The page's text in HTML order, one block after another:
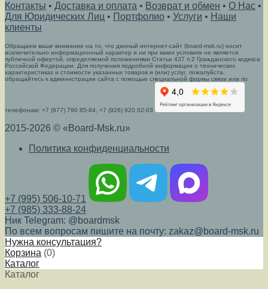
Контакты • Доставка и оплата • Возврат и обмен • О Нас •
Для Юридических Лиц • Портфолио • Услуги • Наши
клиенты
Обращаем ваше внимание на то, что данный интернет-сайт (board-msk.ru) носит
исключительно информационный характер и ни при каких условиях не является
публичной офертой, определяемой положениями Статьи 437 п.2 Гражданского кодекса
Российской Федерации. Для получения подробной информации о технических
характеристиках и стоимости указанных товаров и (или) услуг, пожалуйста,
обращайтесь к администрации сайта с помощью специальной формы связи или по
телефонам: +7 (977) 790 85-84, +7 (926) 920 02-03
2015-2026 © «Board-Msk.ru»
Политика конфиденциальности
+7 (995) 506-10-71
+7 (985) 333-88-24
Ник Telegram: @boardmsk
По всем вопросам пишите на почту: zakaz@board-msk.ru
Нужна консультация?
Корзина (0)
Каталог
Каталог